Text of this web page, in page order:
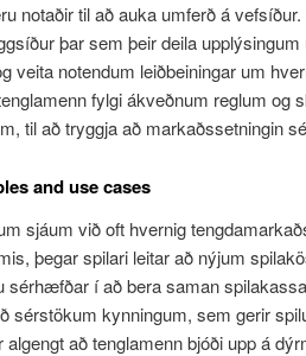
notaðir til að auka umferð á
þar sem þeir deila
notendum leiðbeiningar um
fylgi ákveðnum reglum og
til að tryggja að markaðssetningin
and use cases
sjáum við oft hvernig
þegar spilari leitar að nýjum
sérhæfðar í að bera saman
sérstökum kynningum, sem gerir
algengt að tenglamenn bjóði upp á